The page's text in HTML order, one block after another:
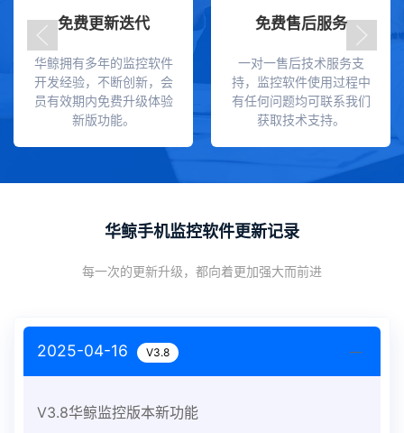
免费更新迭代
华鲸拥有多年的监控软件
开发经验，不断创新，会
员有效期内免费升级体验
新版功能。
免费售后服务
一对一售后技术服务支
持，监控软件使用过程中
有任何问题均可联系我们
获取技术支持。
华鲸手机监控软件更新记录
每一次的更新升级，都向着更加强大而前进
2025-04-16 V3.8
V3.8华鲸监控版本新功能